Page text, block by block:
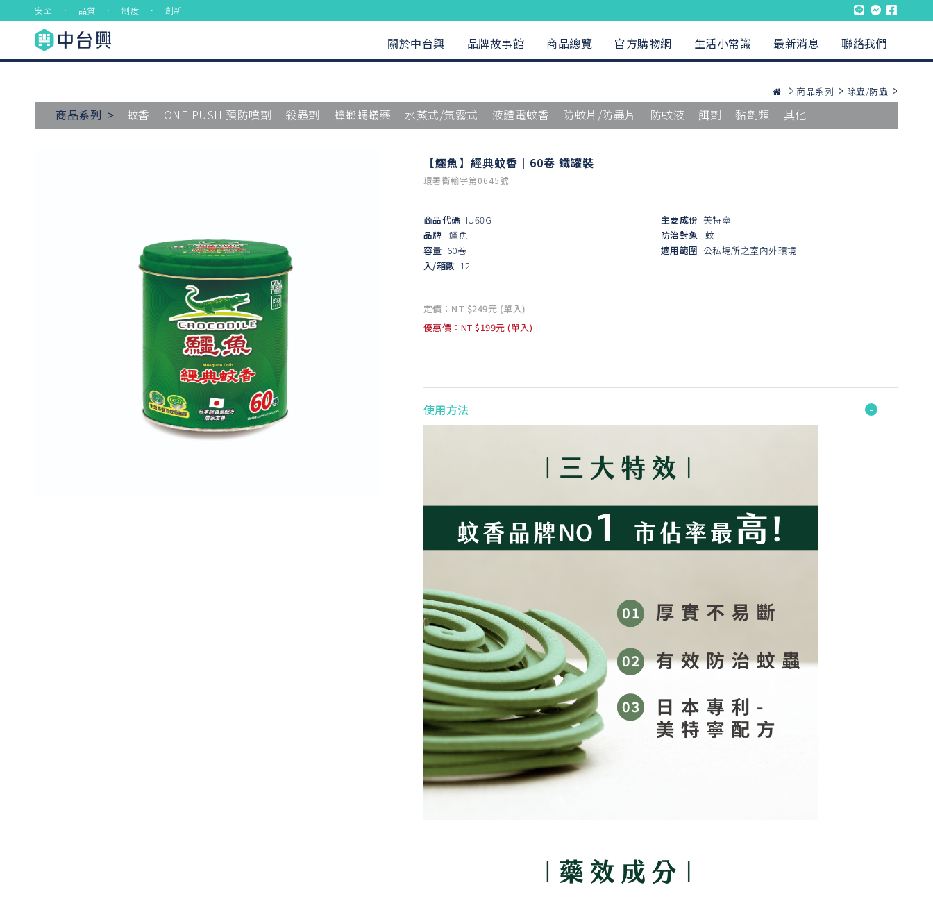
安全 ． 品質 ． 制度 ． 創新
關於中台興 品牌故事館 商品總覽 官方購物網 生活小常識 最新消息 聯絡我們
商品系列 除蟲/防蟲
商品系列 > 蚊香 ONE PUSH 預防噴劑 殺蟲劑 蟑螂螞蟻藥 水蒸式/氣霧式 液體電蚊香 防蚊片/防蟲片 防蚊液 餌劑 黏劑類 其他
【鱷魚】經典蚊香｜60卷 鐵罐裝
環署衛輸字第0645號
商品代碼 IU60G
品牌 鱷魚
容量 60卷
入/箱數 12
主要成份 美特寧
防治對象
蚊
適用範圍 公私場所之室內外環境
定價：NT $249元 (單入)
優惠價：NT $199元 (單入)
使用方法